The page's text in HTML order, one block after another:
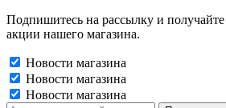
Подпишитесь на рассылку и
акции нашего магазина.
Новости магазина
Новости магазина
Новости магазина